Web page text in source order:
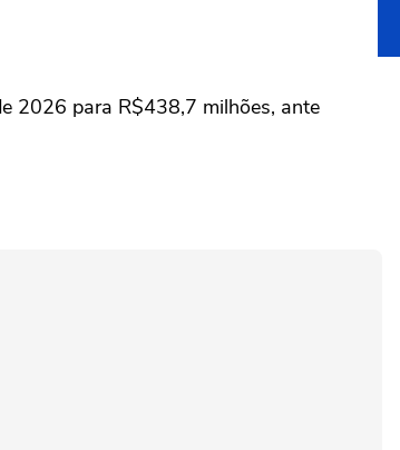
⁠2026 para R$438,7 milhões, ‌ante